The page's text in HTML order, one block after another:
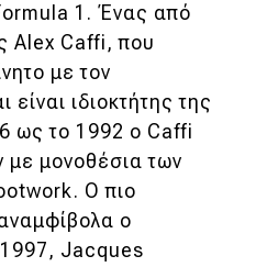
1. Ένας από
Alex Caffi, που
με τον
ιδιοκτήτης της
ως το 1992 ο Caffi
με μονοθέσια των
Ο πιο
ο
Jacques